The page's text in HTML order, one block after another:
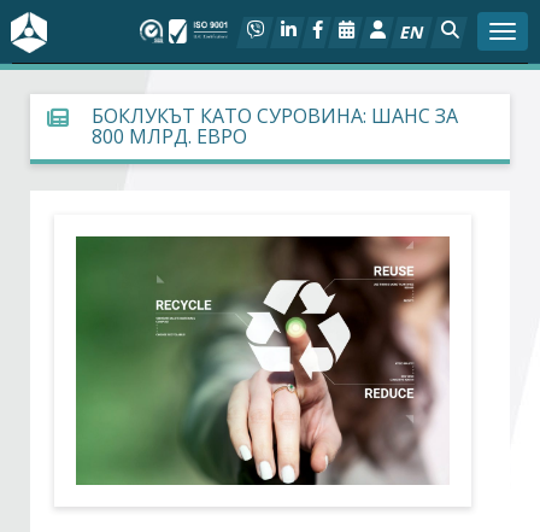
EN
За БСК
На фокус
Социален диалог
БОКЛУКЪТ КАТО СУРОВИНА: ШАНС ЗА
800 МЛРД. ЕВРО